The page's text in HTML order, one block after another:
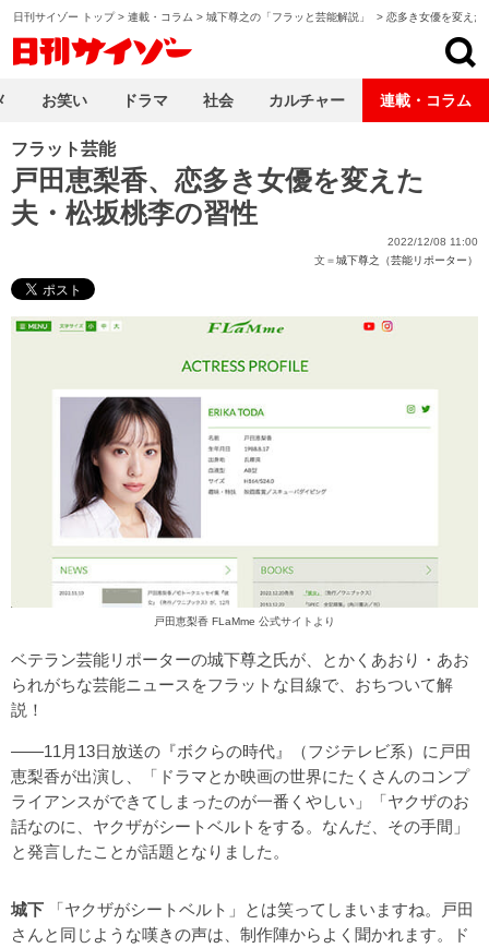
日刊サイゾー トップ> 連載・コラム > 城下尊之の「フラッと芸能解説」 > 恋多き女優を変えた
フラット芸能
戸田恵梨香、恋多き女優を変えた
夫・松坂桃李の習性
2022/12/08 11:00
文＝城下尊之（芸能リポーター）
戸田恵梨香 FLaMme 公式サイトより
ベテラン芸能リポーターの城下尊之氏が、とかくあおり・あお
られがちな芸能ニュースをフラットな目線で、おちついて解
説！
――11月13日放送の『ボクらの時代』（フジテレビ系）に戸田
恵梨香が出演し、「ドラマとか映画の世界にたくさんのコンプ
ライアンスができてしまったのが一番くやしい」「ヤクザのお
話なのに、ヤクザがシートベルトをする。なんだ、その手間」
と発言したことが話題となりました。
城下 「ヤクザがシートベルト」とは笑ってしまいますね。戸田
さんと同じような嘆きの声は、制作陣からよく聞かれます。ド
お笑い ドラマ 社会 カルチャー 連載・コラム